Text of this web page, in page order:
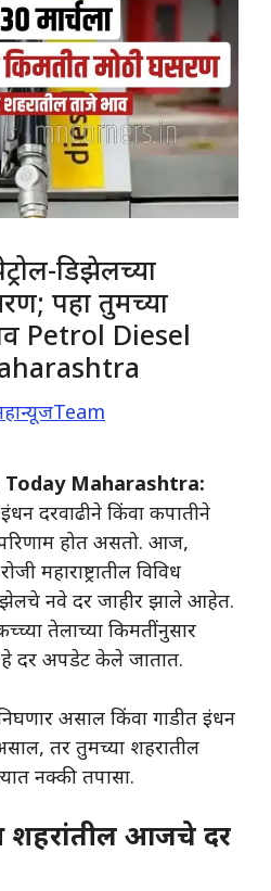
डिझेलच्या
पहा तुमच्या
Petrol Diesel
Maharashtra:
दरवाढीने किंवा कपातीने
परिणाम होत असतो. आज,
रोजी महाराष्ट्रातील विविध
नवे दर जाहीर झाले आहेत.
तेलाच्या किमतींनुसार
दर अपडेट केले जातात.
असाल किंवा गाडीत इंधन
तर तुमच्या शहरातील
नक्की तपासा.
शहरांतील आजचे दर